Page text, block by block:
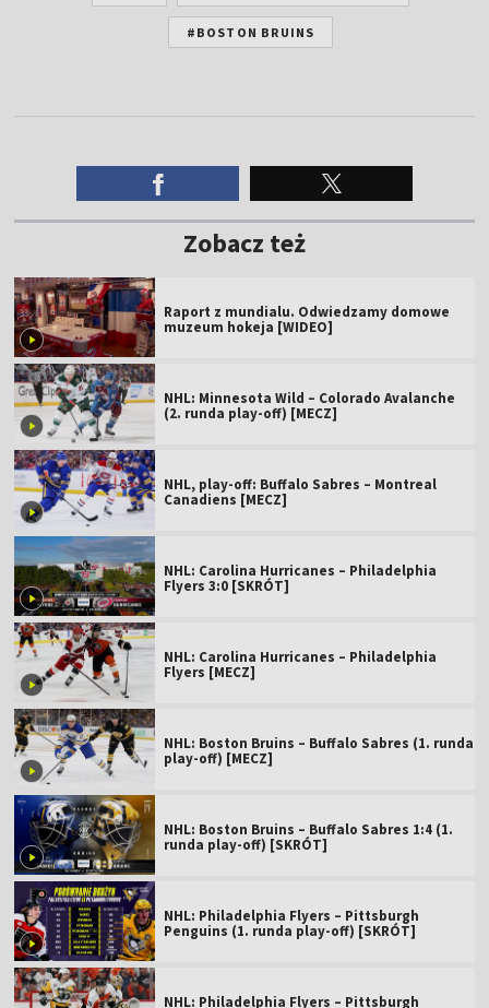
#BOSTON BRUINS
Zobacz też
Raport z mundialu. Odwiedzamy domowe
muzeum hokeja [WIDEO]
NHL: Minnesota Wild – Colorado Avalanche
(2. runda play-off) [MECZ]
NHL, play-off: Buffalo Sabres – Montreal
Canadiens [MECZ]
NHL: Carolina Hurricanes – Philadelphia
Flyers 3:0 [SKRÓT]
NHL: Carolina Hurricanes – Philadelphia
Flyers [MECZ]
NHL: Boston Bruins – Buffalo Sabres (1. runda
play-off) [MECZ]
NHL: Boston Bruins – Buffalo Sabres 1:4 (1.
runda play-off) [SKRÓT]
NHL: Philadelphia Flyers – Pittsburgh
Penguins (1. runda play-off) [SKRÓT]
NHL: Philadelphia Flyers – Pittsburgh